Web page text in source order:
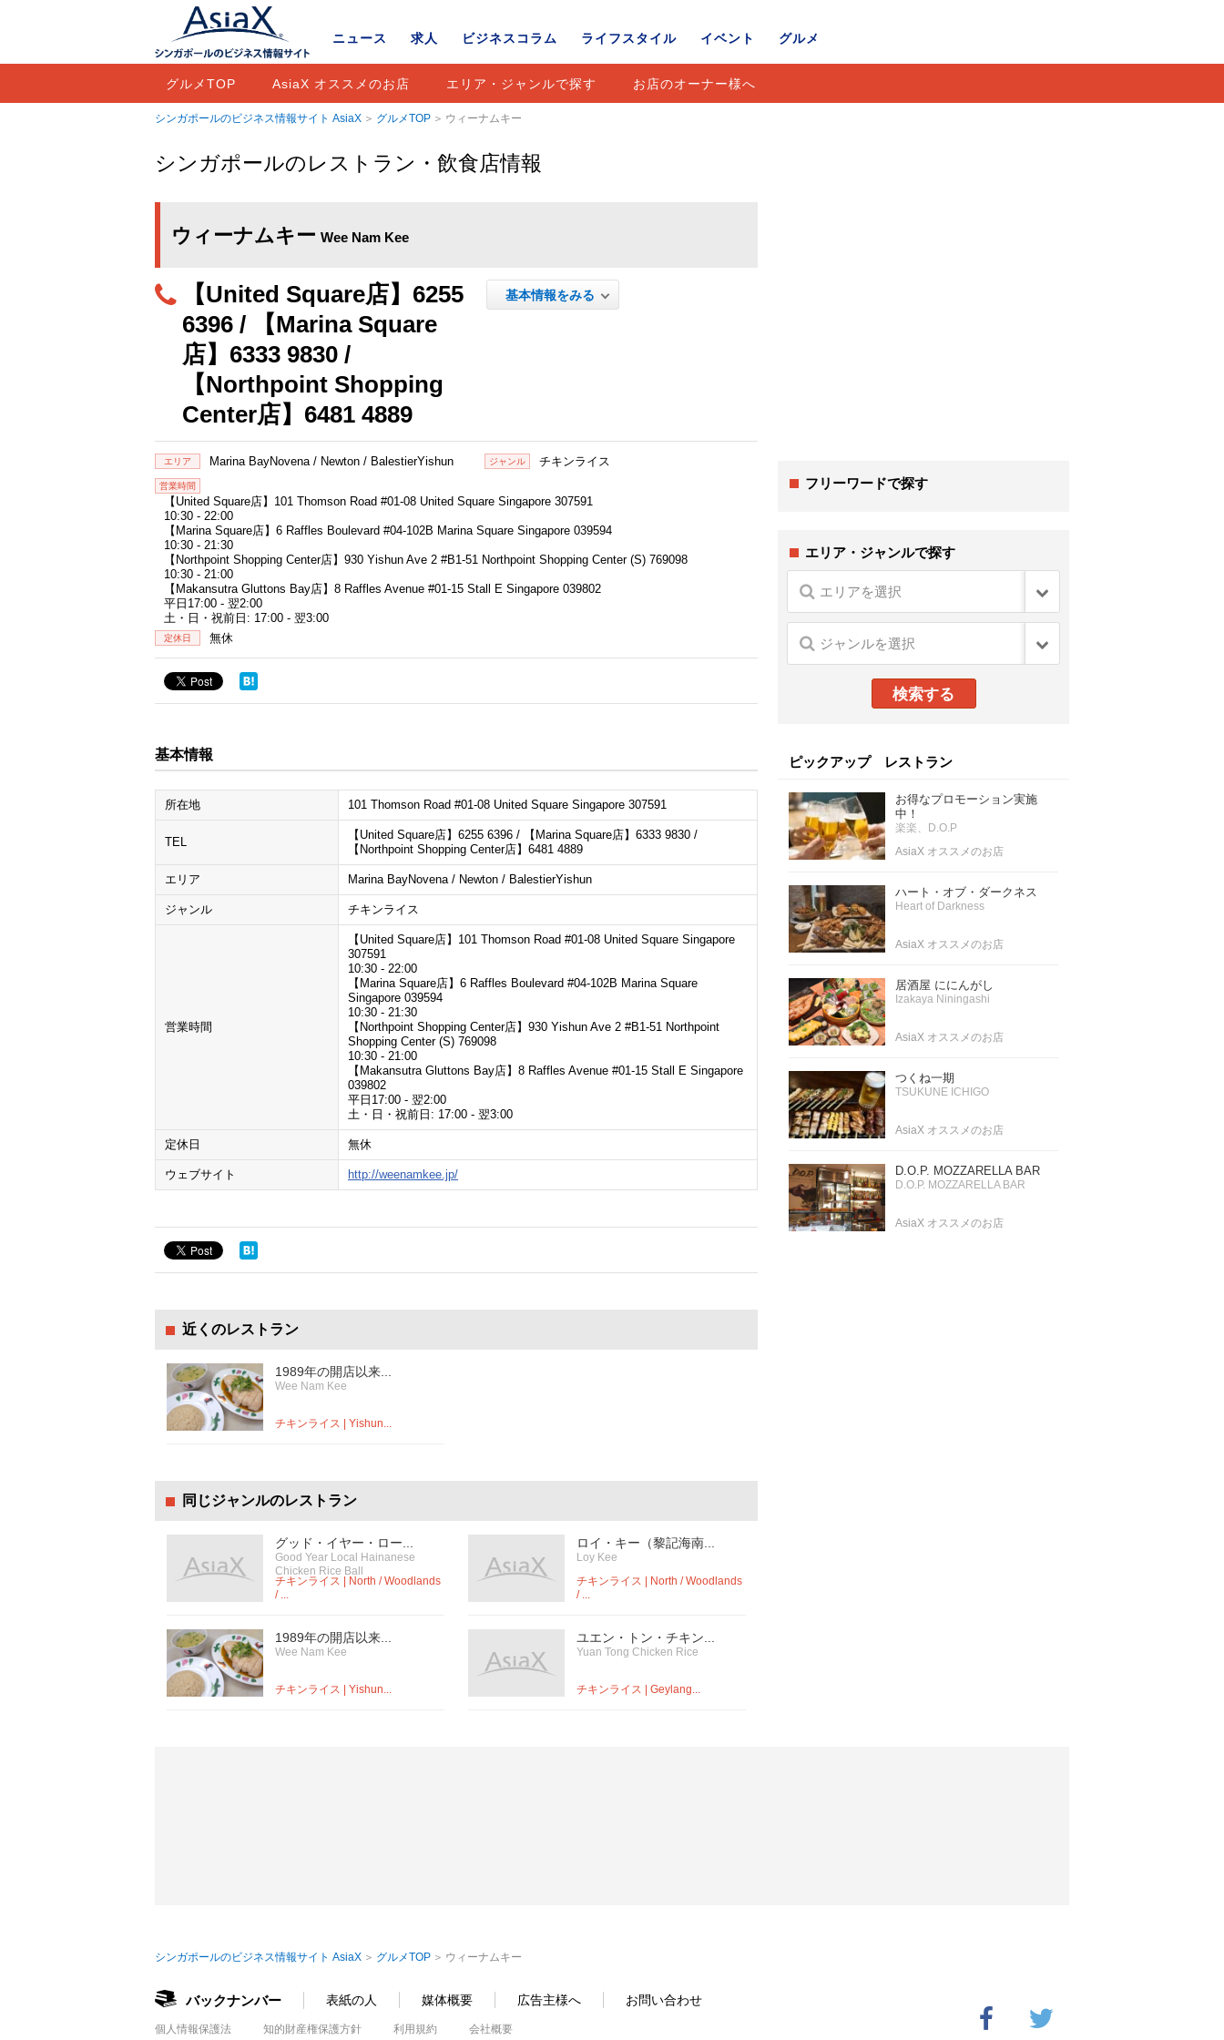
ニュース 求人 ビジネスコラム ライフスタイル イベント グルメ
グルメTOP AsiaX オススメのお店 エリア・ジャンルで探す お店のオーナー様へ
シンガポールのビジネス情報サイト AsiaX グルメTOP ウィーナムキー
シンガポールのレストラン・飲食店情報
ウィーナムキー Wee Nam Kee
【United Square店】6255
6396 / 【Marina Square
店】6333 9830 /
【Northpoint Shopping
Center店】6481 4889
基本情報をみる
エリア Marina BayNovena / Newton / BalestierYishun ジャンル チキンライス
営業時間
【United Square店】101 Thomson Road #01-08 United Square Singapore 307591
10:30 - 22:00
【Marina Square店】6 Raffles Boulevard #04-102B Marina Square Singapore 039594
10:30 - 21:30
【Northpoint Shopping Center店】930 Yishun Ave 2 #B1-51 Northpoint Shopping Center (S) 769098
10:30 - 21:00
【Makansutra Gluttons Bay店】8 Raffles Avenue #01-15 Stall E Singapore 039802
平日17:00 - 翌2:00
土・日・祝前日: 17:00 - 翌3:00
定休日 無休
基本情報
所在地 101 Thomson Road #01-08 United Square Singapore 307591
TEL
【United Square店】6255 6396 / 【Marina Square店】6333 9830 /
【Northpoint Shopping Center店】6481 4889
エリア Marina BayNovena / Newton / BalestierYishun
ジャンル チキンライス
営業時間
【United Square店】101 Thomson Road #01-08 United Square Singapore
307591
10:30 - 22:00
【Marina Square店】6 Raffles Boulevard #04-102B Marina Square
Singapore 039594
10:30 - 21:30
【Northpoint Shopping Center店】930 Yishun Ave 2 #B1-51 Northpoint
Shopping Center (S) 769098
10:30 - 21:00
【Makansutra Gluttons Bay店】8 Raffles Avenue #01-15 Stall E Singapore
039802
平日17:00 - 翌2:00
土・日・祝前日: 17:00 - 翌3:00
定休日 無休
ウェブサイト http://weenamkee.jp/
近くのレストラン
1989年の開店以来...
Wee Nam Kee
チキンライス | Yishun...
同じジャンルのレストラン
グッド・イヤー・ロー...
Good Year Local Hainanese
Chicken Rice Ball
チキンライス | North / Woodlands
/ ...
ロイ・キー（黎記海南...
Loy Kee
チキンライス | North / Woodlands
/ ...
1989年の開店以来...
Wee Nam Kee
チキンライス | Yishun...
ユエン・トン・チキン...
Yuan Tong Chicken Rice
チキンライス | Geylang...
フリーワードで探す
エリア・ジャンルで探す
ピックアップ レストラン
お得なプロモーション実施
中！
楽楽、D.O.P
AsiaX オススメのお店
ハート・オブ・ダークネス
Heart of Darkness
AsiaX オススメのお店
居酒屋 ににんがし
Izakaya Niningashi
AsiaX オススメのお店
つくね一期
TSUKUNE ICHIGO
AsiaX オススメのお店
D.O.P. MOZZARELLA BAR
D.O.P. MOZZARELLA BAR
AsiaX オススメのお店
シンガポールのビジネス情報サイト AsiaX グルメTOP ウィーナムキー
バックナンバー 表紙の人 媒体概要 広告主様へ お問い合わせ
個人情報保護法 知的財産権保護方針 利用規約 会社概要